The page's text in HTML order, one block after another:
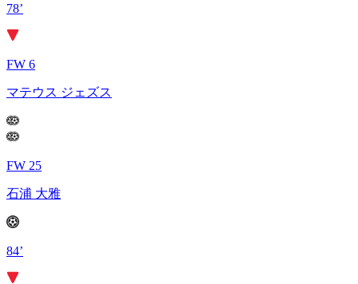
78’
FW 6
マテウス ジェズス
FW 25
石浦 大雅
84’